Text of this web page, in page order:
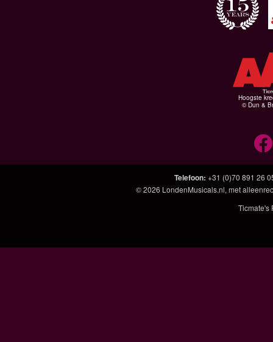
Hoogste
© Dun &
Telefoon: +31 (0)70 891 26
© 2026 LondenMusicals.nl, met
Ticmate's